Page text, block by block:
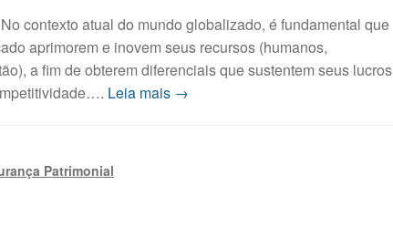
contexto atual do mundo globalizado, é fundamental que
aprimorem e inovem seus recursos (humanos,
a fim de obterem diferenciais que sustentem seus lucros
Leia mais →
Patrimonial